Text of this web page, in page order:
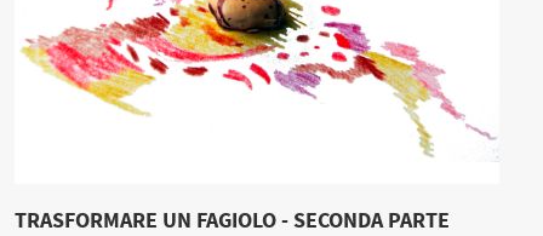
TRASFORMARE UN FAGIOLO - SECONDA PARTE